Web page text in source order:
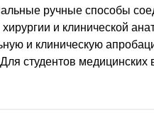
ручные способы
и клинической
и клиническую
студентов